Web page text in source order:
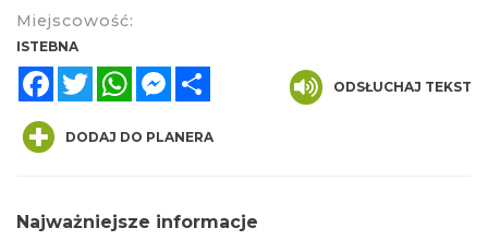
Miejscowość:
ISTEBNA
FacebookTwitterWhatsAppMessenger
ODSŁUCHAJ TEKST
DODAJ DO PLANERA
Najważniejsze informacje